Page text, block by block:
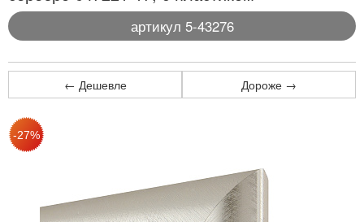
артикул 5-43276
← Дешевле Дороже →